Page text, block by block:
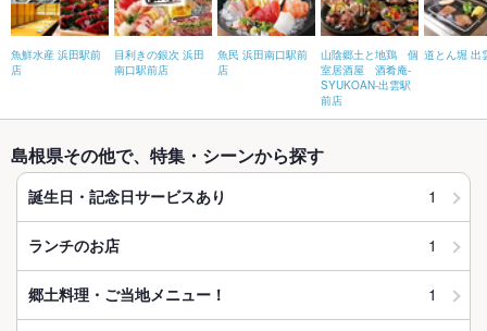
魚鮮水産 浜田駅前
店
目利きの銀次 浜田
南口駅前店
魚民 浜田南口駅前
店
山陰郷土と地鶏 個
室居酒屋 酒肴庵-
SYUKOAN-出雲駅
前店
道とん堀 出
島根県その他で、特集・シーンから探す
誕生日・記念日サービスあり 1
ランチのお店 1
郷土料理・ご当地メニュー！ 1